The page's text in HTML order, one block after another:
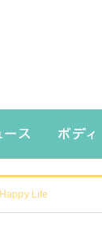
Happy Life